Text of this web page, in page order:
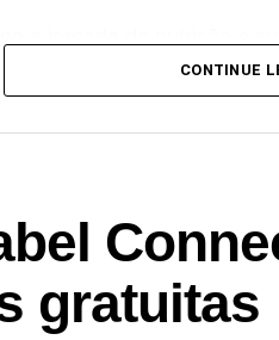
do mercado de
projeção de chegar a R$
—, a marca
Mês do Nutricionista,
focada nos
“Queremos mostrar que
CONTINUE
gratuitas